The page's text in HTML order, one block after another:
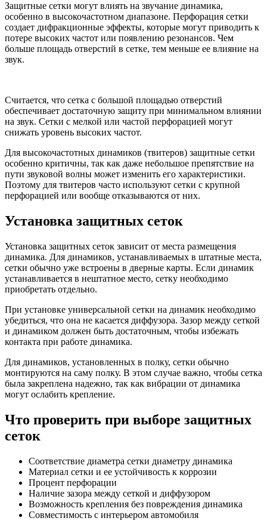
Защитные сетки могут влиять на звучание динамика,
особенно в высокочастотном диапазоне. Перфорация сетки
создает дифракционные эффекты, которые могут приводить к
потере высоких частот или появлению резонансов. Чем
больше площадь отверстий в сетке, тем меньше ее влияние на
звук.
Считается, что сетка с большой площадью отверстий
обеспечивает достаточную защиту при минимальном влиянии
на звук. Сетки с мелкой или частой перфорацией могут
снижать уровень высоких частот.
Для высокочастотных динамиков (твитеров) защитные сетки
особенно критичны, так как даже небольшое препятствие на
пути звуковой волны может изменить его характеристики.
Поэтому для твитеров часто используют сетки с крупной
перфорацией или вообще отказываются от них.
Установка защитных сеток
Установка защитных сеток зависит от места размещения
динамика. Для динамиков, устанавливаемых в штатные места,
сетки обычно уже встроены в дверные карты. Если динамик
устанавливается в нештатное место, сетку необходимо
приобретать отдельно.
При установке универсальной сетки на динамик необходимо
убедиться, что она не касается диффузора. Зазор между сеткой
и динамиком должен быть достаточным, чтобы избежать
контакта при работе динамика.
Для динамиков, установленных в полку, сетки обычно
монтируются на саму полку. В этом случае важно, чтобы сетка
была закреплена надежно, так как вибрации от динамика
могут ослабить крепление.
Что проверить при выборе защитных
сеток
Соответствие диаметра сетки диаметру динамика
Материал сетки и ее устойчивость к коррозии
Процент перфорации
Наличие зазора между сеткой и диффузором
Возможность крепления без повреждения динамика
Совместимость с интерьером автомобиля